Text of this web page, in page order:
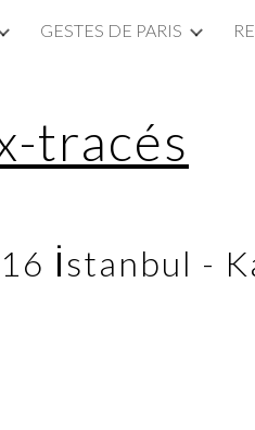
Skip
GESTES DE PARIS
tracés
İstanbul -